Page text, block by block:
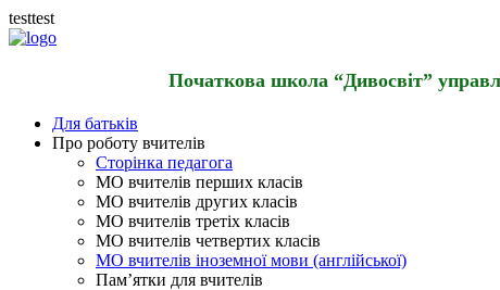
testtest
Початкова школа “Дивосвіт”
Для батьків
Про роботу вчителів
Сторінка педагога
МО вчителів перших класів
МО вчителів других класів
МО вчителів третіх класів
МО вчителів четвертих класів
МО вчителів іноземної мови (англійської)
Пам’ятки для вчителів